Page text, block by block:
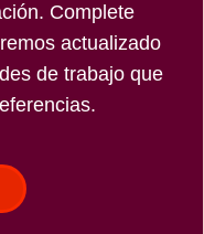
Complete
actualizado
de trabajo que